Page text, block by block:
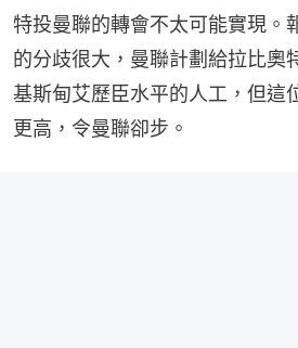
特投曼聯的轉會不太可能實現。
的分歧很大，曼聯計劃給拉比奧
基斯甸艾歷臣水平的人工，但這
更高，令曼聯卻步。